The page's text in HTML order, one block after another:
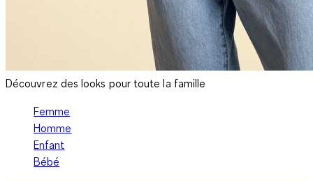
Découvrez des looks pour toute la famille
Femme
Homme
Enfant
Bébé